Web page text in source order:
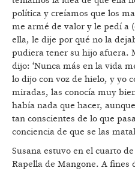
política y creíamos que los
me armé de valor y le pedí a
ella, le dije por qué no la
pudiera tener su hijo afuera.
dijo: ‘Nunca más en la vida
lo dijo con voz de hielo, y yo
miradas, las conocía muy
había nada que hacer,
tan conscientes de lo que
conciencia de que se las
Susana estuvo en el cuarto
Rapella de Mangone. A fines